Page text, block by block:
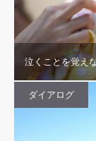
泣くことを覚え
ダイアログ